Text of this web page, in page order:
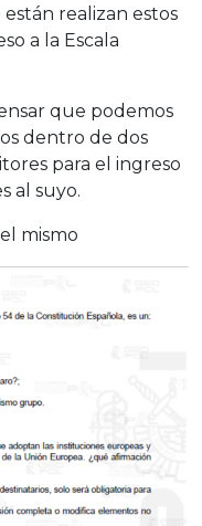
realizan estos
a la Escala
que podemos
dentro de dos
para el ingreso
al suyo.
mismo